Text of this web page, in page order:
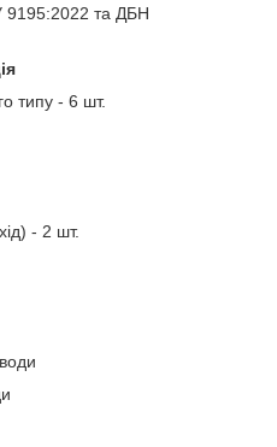
9195:2022 та ДБН
типу - 6 шт.
- 2 шт.